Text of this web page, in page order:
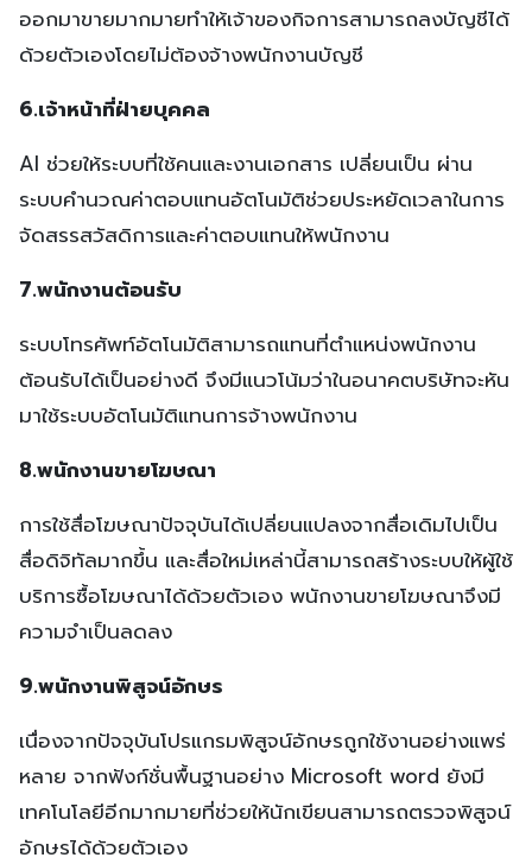
ออกมาขายมากมายทำให้เจ้าของกิจการสามารถลงบัญชีได้
ด้วยตัวเองโดยไม่ต้องจ้างพนักงานบัญชี
6.เจ้าหน้าที่ฝ่ายบุคคล
AI ช่วยให้ระบบที่ใช้คนและงานเอกสาร เปลี่ยนเป็น ผ่าน
ระบบคำนวณค่าตอบแทนอัตโนมัติช่วยประหยัดเวลาในการ
จัดสรรสวัสดิการและค่าตอบแทนให้พนักงาน
7.พนักงานต้อนรับ
ระบบโทรศัพท์อัตโนมัติสามารถแทนที่ตำแหน่งพนักงาน
ต้อนรับได้เป็นอย่างดี จึงมีแนวโน้มว่าในอนาคตบริษัทจะหัน
มาใช้ระบบอัตโนมัติแทนการจ้างพนักงาน
8.พนักงานขายโฆษณา
การใช้สื่อโฆษณาปัจจุบันได้เปลี่ยนแปลงจากสื่อเดิมไปเป็น
สื่อดิจิทัลมากขึ้น และสื่อใหม่เหล่านี้สามารถสร้างระบบให้ผู้ใช้
บริการซื้อโฆษณาได้ด้วยตัวเอง พนักงานขายโฆษณาจึงมี
ความจำเป็นลดลง
9.พนักงานพิสูจน์อักษร
เนื่องจากปัจจุบันโปรแกรมพิสูจน์อักษรถูกใช้งานอย่างแพร่
หลาย จากฟังก์ชั่นพื้นฐานอย่าง Microsoft word ยังมี
เทคโนโลยีอีกมากมายที่ช่วยให้นักเขียนสามารถตรวจพิสูจน์
อักษรได้ด้วยตัวเอง